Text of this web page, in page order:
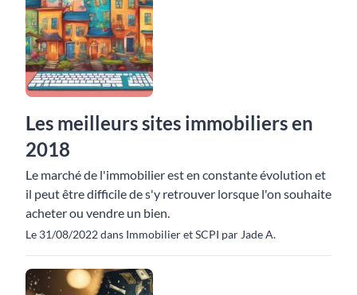
Les meilleurs sites immobiliers en
2018
Le marché de l'immobilier est en constante évolution et
il peut être difficile de s'y retrouver lorsque l'on souhaite
acheter ou vendre un bien.
Le 31/08/2022 dans Immobilier et SCPI par Jade A.